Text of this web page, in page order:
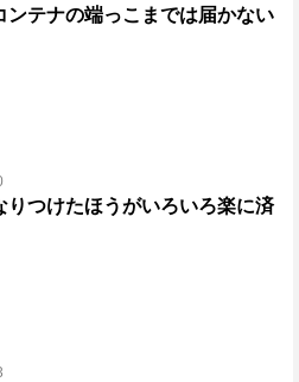
ンテナの端っこまでは届かない
りつけたほうがいろいろ楽に済